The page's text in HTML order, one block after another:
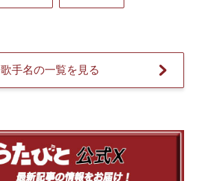
歌手名の一覧を見る